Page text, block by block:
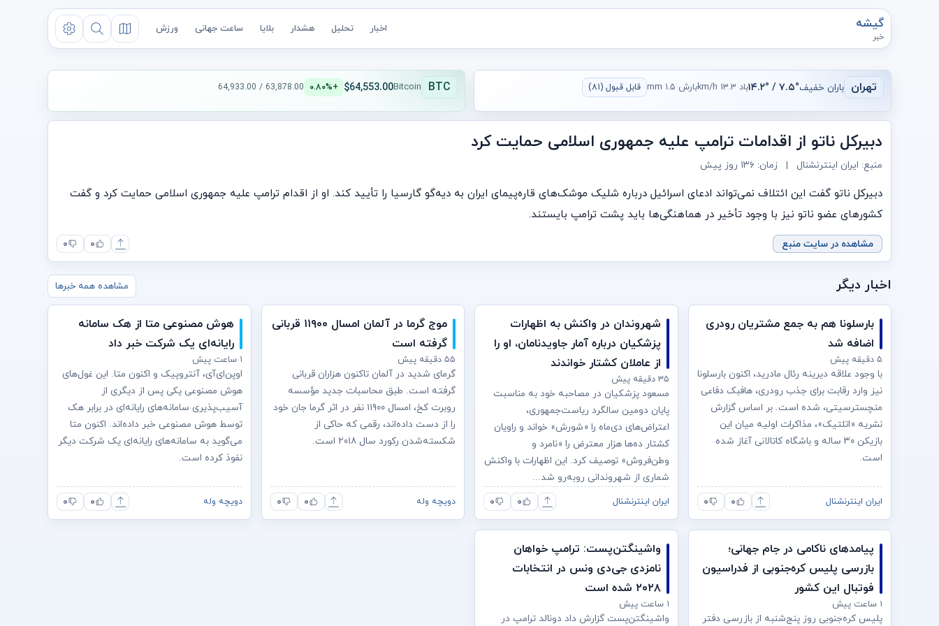
گیشه
خبر
اخبار تحلیل هشدار بلایا ساعت جهانی ورزش
تهران باران خفیف۷.۵° / ۱۴.۲° باد ۱۳.۳ km/h بارش ۱.۵ mm قابل قبول (۸۱) BTC
Bitcoin
$64,553.00 +۰.۸۰% 63,878.00 / 64,933.00
دبیرکل ناتو از اقدامات ترامپ علیه جمهوری اسلامی حمایت کرد
منبع: ایران اینترنشنال | زمان: ۱۳۶ روز پیش
دبیرکل ناتو گفت این ائتلاف نمی‌تواند ادعای اسرائیل درباره شلیک موشک‌های قاره‌پیمای ایران به دیه‌گو گارسیا را تأیید کند. او از اقدام ترامپ علیه جمهوری اسلامی حمایت کرد و گفت
کشورهای عضو ناتو نیز با وجود تأخیر در هماهنگی‌ها باید پشت ترامپ بایستند.
مشاهده در سایت منبع ۰ ۰
اخبار دیگر مشاهده همه خبرها
بارسلونا هم به جمع مشتریان رودری
اضافه شد
۵ دقیقه پیش
با وجود علاقه دیرینه رئال مادرید، اکنون بارسلونا
نیز وارد رقابت برای جذب رودری، هافبک دفاعی
منچسترسیتی، شده است. بر اساس گزارش
نشریه «اتلتیک»، مذاکرات اولیه میان این
بازیکن ۳۰ ساله و باشگاه کاتالانی آغاز شده
است.
ایران اینترنشنال ۰ ۰
شهروندان در واکنش به اظهارات
پزشکیان درباره آمار جاویدنامان، او را
از عاملان کشتار خواندند
۳۵ دقیقه پیش
مسعود پزشکیان در مصاحبه خود به مناسبت
پایان دومین سالگرد ریاست‌جمهوری،
اعتراض‌های دی‌ماه را «شورش» خواند و راویان
کشتار ده‌ها هزار معترض را «نامرد و
وطن‌فروش» توصیف کرد. این اظهارات با واکنش
شماری از شهروندانی روبه‌رو شد...
ایران اینترنشنال ۰ ۰
موج گرما در آلمان امسال ۱۱۹۰۰ قربانی
گرفته است
۵۵ دقیقه پیش
گرمای شدید در آلمان تاکنون هزاران قربانی
گرفته است. طبق محاسبات جدید مؤسسه
روبرت کخ، امسال ۱۱۹۰۰ نفر در اثر گرما جان خود
را از دست داده‌اند، رقمی که حاکی از
شکسته‌شدن رکورد سال ۲۰۱۸ است.
دویچه وله ۰ ۰
هوش مصنوعی متا از هک سامانه
رایانه‌ای یک شرکت خبر داد
۱ ساعت پیش
اوپن‌ای‌آی، آنتروپیک و اکنون متا. این غول‌های
هوش مصنوعی یکی پس از دیگری از
آسیب‌پذیری سامانه‌های رایانه‌ای در برابر هک
توسط هوش مصنوعی خبر داده‌اند. اکنون متا
می‌گوید به سامانه‌های رایانه‌ای یک شرکت دیگر
نفوذ کرده است.
دویچه وله ۰ ۰
پیامدهای ناکامی در جام جهانی؛
بازرسی پلیس کره‌جنوبی از فدراسیون
فوتبال این کشور
۱ ساعت پیش
پلیس کره‌جنوبی روز پنج‌شنبه از بازرسی دفتر
واشینگتن‌پست: ترامپ خواهان
نامزدی جی‌دی ونس در انتخابات
۲۰۲۸ شده است
۱ ساعت پیش
واشینگتن‌پست گزارش داد دونالد ترامپ در